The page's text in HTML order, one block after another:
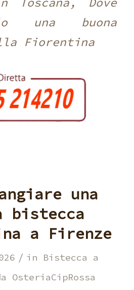
una buona
Fiorentina
una
bistecca
a Firenze
/ in Bistecca a
OsteriaCipRossa